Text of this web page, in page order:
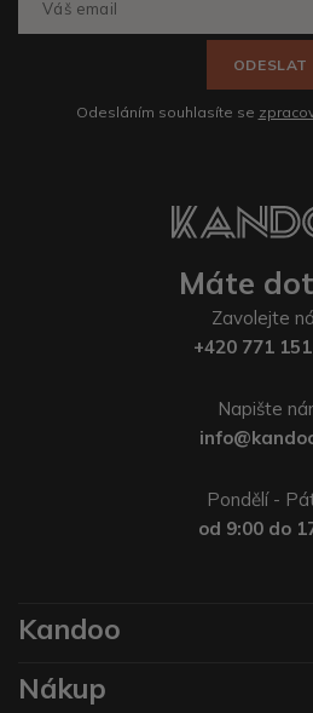
ODESLAT
Odesláním souhlasíte se
Máte
Zavolejte
+420 771
Napište
Pondělí -
od 9:00 do
Kandoo
Nákup